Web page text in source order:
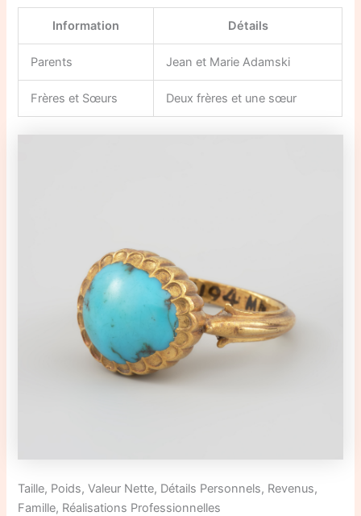
Information Détails
Parents Jean et Marie Adamski
Frères et Sœurs Deux frères et une sœur
Taille, Poids, Valeur Nette, Détails Personnels, Revenus,
Famille, Réalisations Professionnelles